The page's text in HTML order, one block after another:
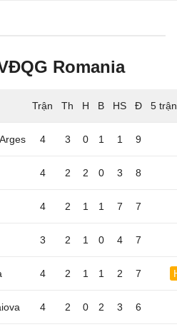
Romania
5
4 3 0 1 1 9
4 2 2 0 3 8
4 2 1 1 7 7
3 2 1 0 4 7
4 2 1 1 2 7
4 2 0 2 3 6